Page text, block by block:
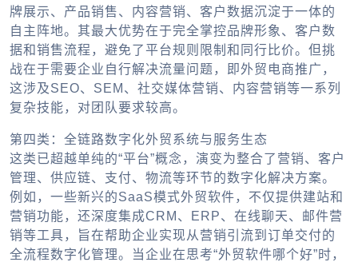
牌展示、产品销售、内容营销、客户数据沉淀于一体的
自主阵地。其最大优势在于完全掌控品牌形象、客户数
据和销售流程，避免了平台规则限制和同行比价。但挑
战在于需要企业自行解决流量问题，即外贸电商推广 ，
这涉及SEO、SEM、社交媒体营销、内容营销等一系列
复杂技能，对团队要求较高。
第四类：全链路数字化外贸系统与服务生态
这类已超越单纯的“平台”概念，演变为整合了营销、客户
管理、供应链、支付、物流等环节的数字化解决方案。
例如，一些新兴的SaaS模式外贸软件 ，不仅提供建站和
营销功能，还深度集成CRM、ERP、在线聊天、邮件营
销等工具，旨在帮助企业实现从营销引流到订单交付的
全流程数字化管理。当企业在思考“外贸软件哪个好”时，